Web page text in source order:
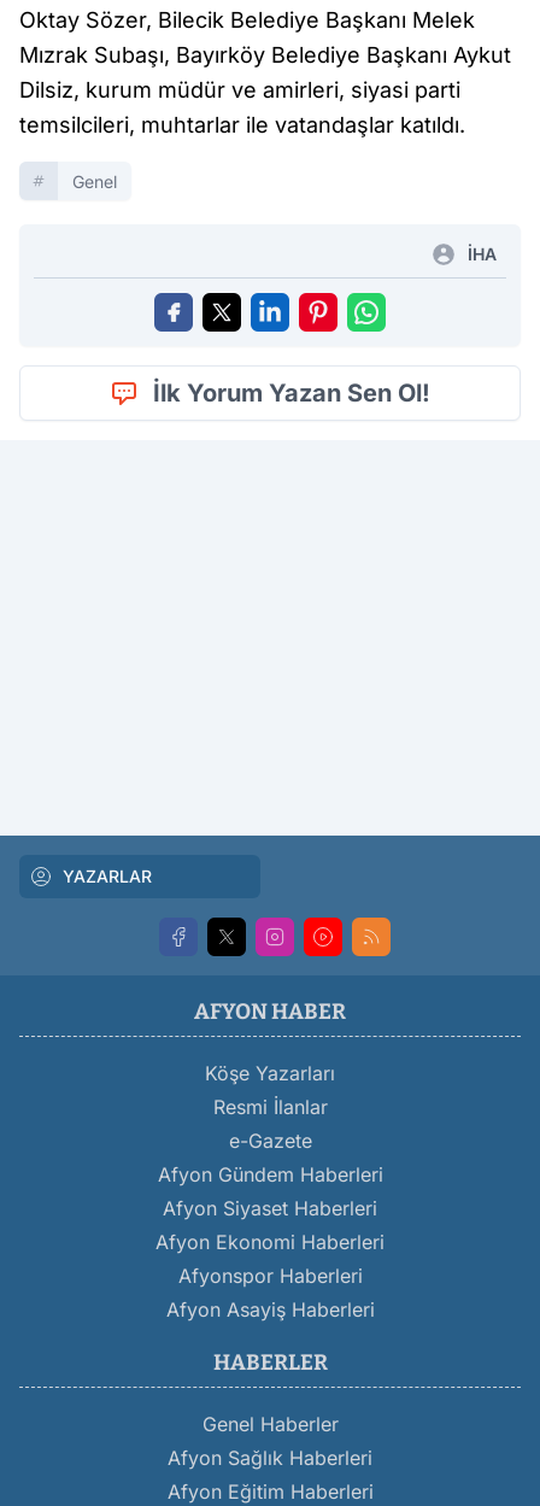
Oktay Sözer, Bilecik Belediye Başkanı Melek
Mızrak Subaşı, Bayırköy Belediye Başkanı Aykut
Dilsiz, kurum müdür ve amirleri, siyasi parti
temsilcileri, muhtarlar ile vatandaşlar katıldı.
Genel
İHA
İlk Yorum Yazan Sen Ol!
YAZARLAR
AFYON HABER
Köşe Yazarları
Resmi İlanlar
e-Gazete
Afyon Gündem Haberleri
Afyon Siyaset Haberleri
Afyon Ekonomi Haberleri
Afyonspor Haberleri
Afyon Asayiş Haberleri
HABERLER
Genel Haberler
Afyon Sağlık Haberleri
Afyon Eğitim Haberleri